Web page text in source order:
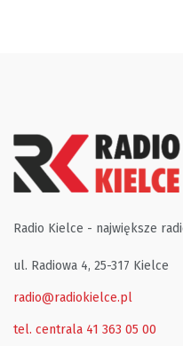
Radio Kielce - największe
ul. Radiowa 4, 25-317 Kielce
radio@radiokielce.pl
tel. centrala 41 363 05 00